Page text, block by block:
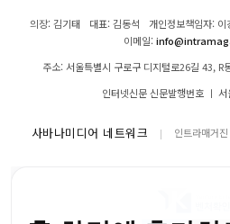
의장: 김기태 대표: 김동석 개인정보책임자: 이
이메일:
주소: 서울특별시 구로구 디지털로26길 43,
인터넷신문 신문발행번호 ㅣ
사바나미디어 네트워크 인트라매거진